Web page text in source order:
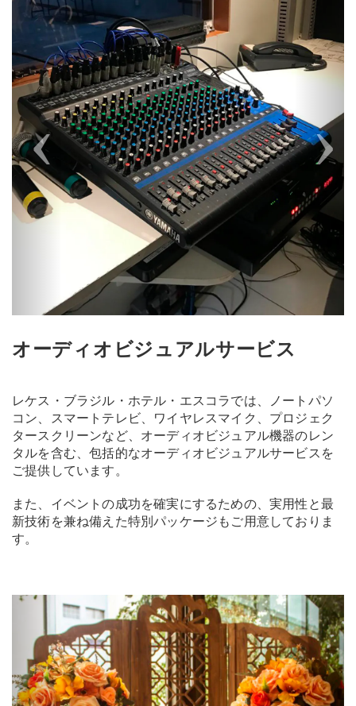
オーディオビジュアルサービス
レケス・ブラジル・ホテル・エスコラでは、ノートパソ
コン、スマートテレビ、ワイヤレスマイク、プロジェク
タースクリーンなど、オーディオビジュアル機器のレン
タルを含む、包括的なオーディオビジュアルサービスを
ご提供しています。
また、イベントの成功を確実にするための、実用性と最
新技術を兼ね備えた特別パッケージもご用意しておりま
す。
Previous Next